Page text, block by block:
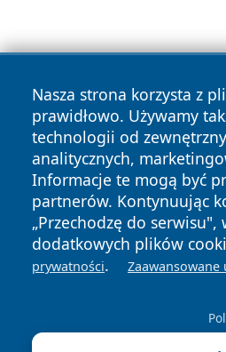
Nasza strona korzysta z
prawidłowo. Używamy
technologii od
analitycznych,
Informacje te mogą być
partnerów. Kontynuując
„Przechodzę do serwisu",
dodatkowych plików
prywatności. Zaawansowane